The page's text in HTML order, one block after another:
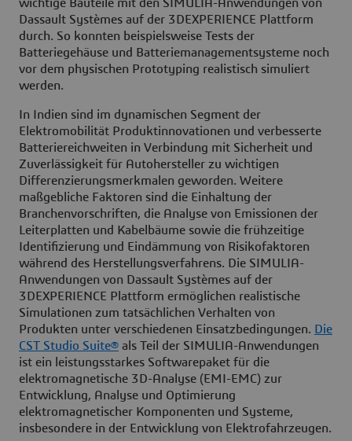
wichtige Bauteile mit den SIMULIA-Anwendungen von
Dassault Systèmes auf der 3DEXPERIENCE Plattform
durch. So konnten beispielsweise Tests der
Batteriegehäuse und Batteriemanagementsysteme noch
vor dem physischen Prototyping realistisch simuliert
werden.
In Indien sind im dynamischen Segment der
Elektromobilität Produktinnovationen und verbesserte
Batteriereichweiten in Verbindung mit Sicherheit und
Zuverlässigkeit für Autohersteller zu wichtigen
Differenzierungsmerkmalen geworden. Weitere
maßgebliche Faktoren sind die Einhaltung der
Branchenvorschriften, die Analyse von Emissionen der
Leiterplatten und Kabelbäume sowie die frühzeitige
Identifizierung und Eindämmung von Risikofaktoren
während des Herstellungsverfahrens. Die SIMULIA-
Anwendungen von Dassault Systèmes auf der
3DEXPERIENCE Plattform ermöglichen realistische
Simulationen zum tatsächlichen Verhalten von
Produkten unter verschiedenen Einsatzbedingungen. Die
CST Studio Suite® als Teil der SIMULIA-Anwendungen
ist ein leistungsstarkes Softwarepaket für die
elektromagnetische 3D-Analyse (EMI-EMC) zur
Entwicklung, Analyse und Optimierung
elektromagnetischer Komponenten und Systeme,
insbesondere in der Entwicklung von Elektrofahrzeugen.